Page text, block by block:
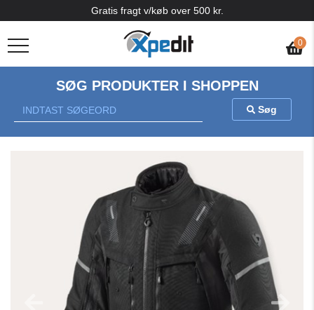
0
Gratis fragt v/køb over 500 kr.
SØG PRODUKTER I SHOPPEN
Søg